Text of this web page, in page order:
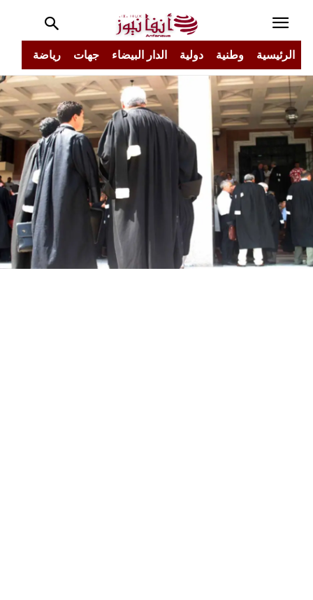
الرئيسية وطنية دولية الدار البيضاء جهات رياضة